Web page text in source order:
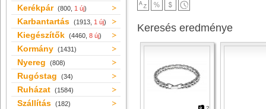
Kerékpár (800, 1 új)
Karbantartás (1913, 1 új)
Kiegészítők (4460, 8 új)
Kormány (1431)
Nyereg (808)
Rugóstag (34)
Ruházat (1584)
Szállítás (182)
Keresés eredménye